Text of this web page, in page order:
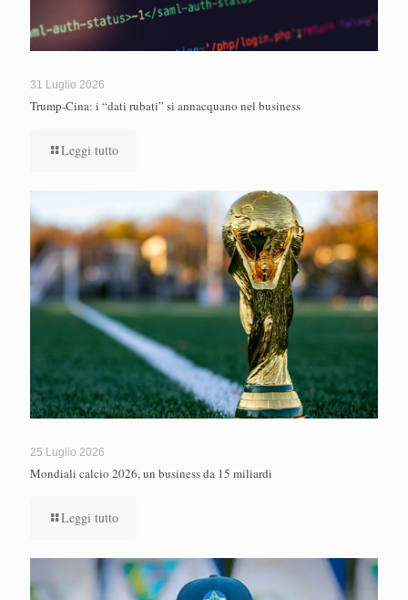
31 Luglio 2026
Trump-Cina: i “dati rubati” si annacquano nel business
Leggi tutto
25 Luglio 2026
Mondiali calcio 2026, un business da 15 miliardi
Leggi tutto